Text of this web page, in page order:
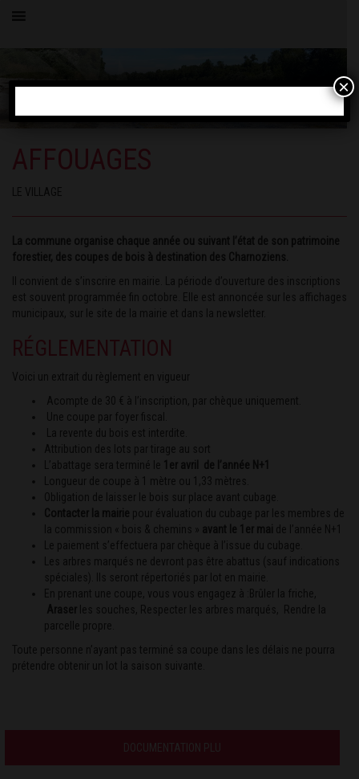
AFFOUAGES
LE VILLAGE
La commune organise chaque année ou suivant l’état de son patrimoine
forestier, des coupes de bois à destination des Charnoziens.
Il convient de s’inscrire en mairie. La période d’ouverture des inscriptions
est souvent programmée fin octobre. Elle est annoncée sur les affichages
municipaux, sur le site de la mairie et dans la newsletter.
RÉGLEMENTATION
Voici un extrait du règlement en vigueur
Acompte de 30 € à l’inscription, par chèque uniquement.
Une coupe par foyer fiscal.
La revente du bois est interdite.
Attribution des lots par tirage au sort
L’abattage sera terminé le 1 er avril de l’année N+1
Longueur de coupe à 1 mètre ou 1,33 mètres.
Obligation de laisser le bois sur place avant cubage
Contacter la mairie pour évaluation du cubage par les membres de
la commission « bois & chemins » avant le 1 er mai de l’année N+1
Le paiement s’effectuera par chèque à l’issue du cubage.
Les arbres marqués ne devront pas être abattus (sauf indications
spéciales). Ils seront répertoriés par lot en mairie.
En prenant une coupe, vous vous engagez à : Brûler la friche,
Araser les souches, Respecter les arbres marqués, Rendre la
parcelle propre.
Toute personne n’ayant pas terminé sa coupe dans les délais ne pourra
prétendre obtenir un lot la saison suivante.
DOCUMENTATION PLU
×